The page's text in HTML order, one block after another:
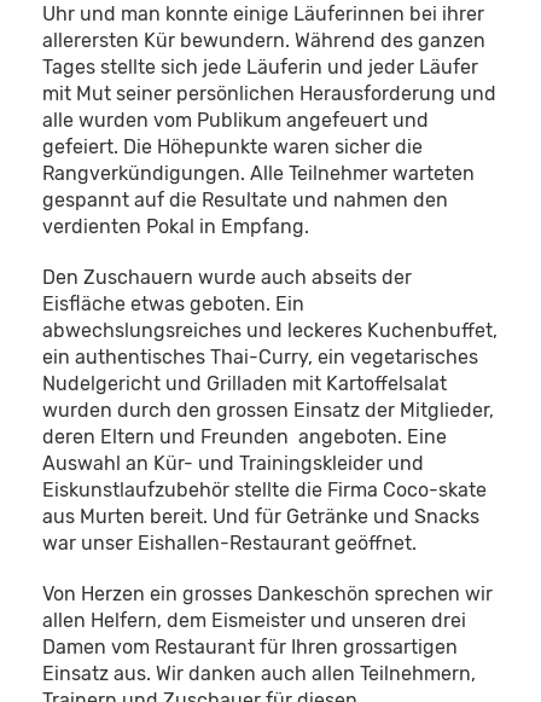
Uhr und man konnte einige Läuferinnen bei ihrer
allerersten Kür bewundern. Während des ganzen
Tages stellte sich jede Läuferin und jeder Läufer
mit Mut seiner persönlichen Herausforderung und
alle wurden vom Publikum angefeuert und
gefeiert. Die Höhepunkte waren sicher die
Rangverkündigungen. Alle Teilnehmer warteten
gespannt auf die Resultate und nahmen den
verdienten Pokal in Empfang.
Den Zuschauern wurde auch abseits der
Eisfläche etwas geboten. Ein
abwechslungsreiches und leckeres Kuchenbuffet,
ein authentisches Thai-Curry, ein vegetarisches
Nudelgericht und Grilladen mit Kartoffelsalat
wurden durch den grossen Einsatz der Mitglieder,
deren Eltern und Freunden angeboten. Eine
Auswahl an Kür- und Trainingskleider und
Eiskunstlaufzubehör stellte die Firma Coco-skate
aus Murten bereit. Und für Getränke und Snacks
war unser Eishallen-Restaurant geöffnet.
Von Herzen ein grosses Dankeschön sprechen wir
allen Helfern, dem Eismeister und unseren drei
Damen vom Restaurant für Ihren grossartigen
Einsatz aus. Wir danken auch allen Teilnehmern,